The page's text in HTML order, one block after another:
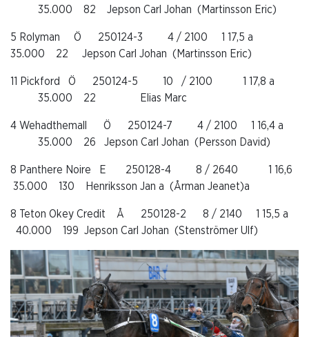
35.000 82 Jepson Carl Johan (Martinsson Eric)
5 Rolyman Ö 250124-3 4 / 2100 1 17,5 a
35.000 22 Jepson Carl Johan (Martinsson Eric)
11 Pickford Ö 250124-5 10 / 2100 1 17,8 a
35.000 22 Elias Marc
4 Wehadthemall Ö 250124-7 4 / 2100 1 16,4 a
35.000 26 Jepson Carl Johan (Persson David)
8 Panthere Noire E 250128-4 8 / 2640 1 16,6
35.000 130 Henriksson Jan a (Årman Jeanet)a
8 Teton Okey Credit Å 250128-2 8 / 2140 1 15,5 a
40.000 199 Jepson Carl Johan (Stenströmer Ulf)